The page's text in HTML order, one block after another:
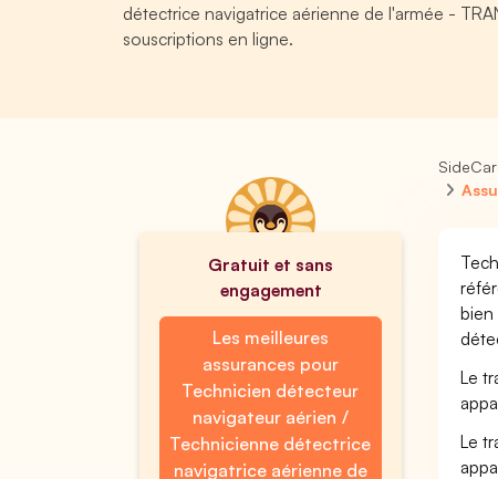
détectrice navigatrice aérienne de l'armée -
souscriptions en ligne.
Gratuit et sans
engagement
Les meilleures
assurances pour
Technicien détecteur
navigateur aérien /
Technicienne détectrice
navigatrice aérienne de
bien
Le
Le